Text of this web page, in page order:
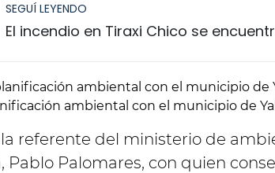
SEGUÍ LEYENDO
El incendio en Tiraxi Chico se
ambiental con el municipio de
referente del ministerio de
Pablo Palomares, con quien